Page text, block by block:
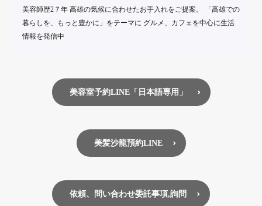
美容師歴2７年 高雄の気候に合わせたお手入れをご提案。 「高雄での
暮らしを、もっと豊かに」をテーマに グルメ、カフェを中心に生活
情報を発信中
美容室予約LINE「日本語専用」
美髪沙龍預約LINE
依頼、問い合わせ委託事項,詢問